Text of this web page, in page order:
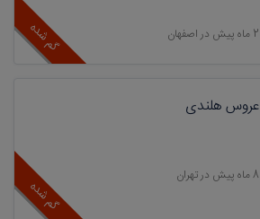
گم شده 2 ماه پیش در اصفهان
گم شده
عروس هلندی
8 ماه پیش در تهران